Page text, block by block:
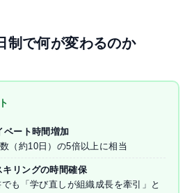
制で何が変わるのか
ート時間増加
（約10日）の5倍以上に相当
リングの時間確保
も「学び直しが組織成長を牽引」と